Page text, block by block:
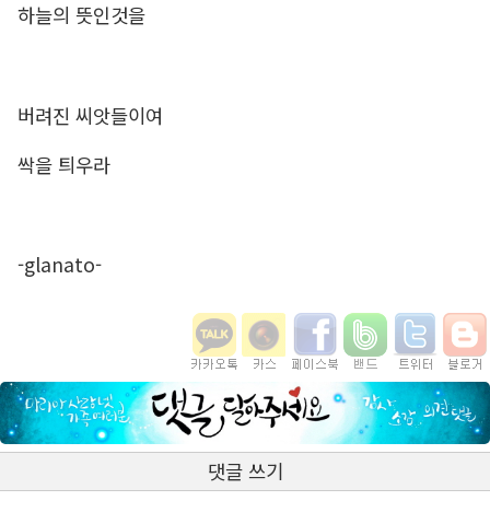
하늘의 뜻인것을
버려진 씨앗들이여
싹을 틔우라
-glanato-
댓글 쓰기